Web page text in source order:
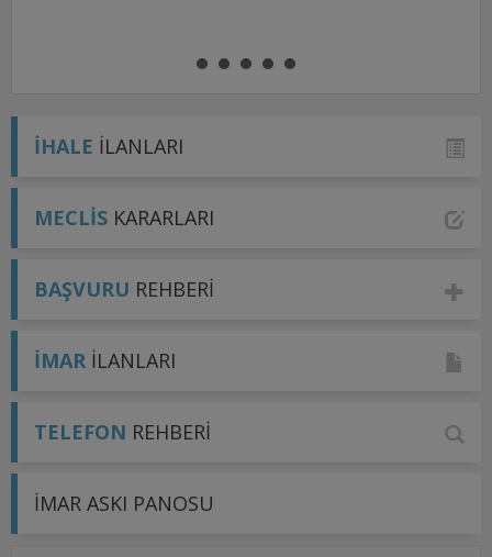
İHALE İLANLARI
MECLİS KARARLARI
BAŞVURU REHBERİ
İMAR İLANLARI
TELEFON REHBERİ
İMAR ASKI PANOSU